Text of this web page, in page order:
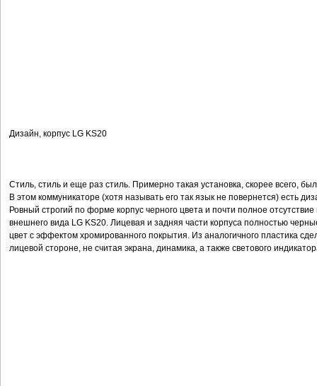
Дизайн, корпус LG KS20
Стиль, стиль и еще раз стиль. Примерно такая установка, скорее всего,
В этом коммуникаторе (хотя называть его так язык не повернется) есть
Ровный строгий по форме корпус черного цвета и почти полное
внешнего вида LG KS20. Лицевая и задняя части корпуса полностью
цвет с эффектом хромированного покрытия. Из аналогичного пластика
лицевой стороне, не считая экрана, динамика, а также светового